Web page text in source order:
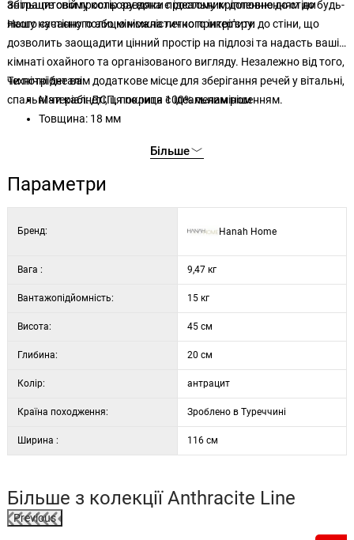
антрацитовому кольору вона є ідеальним доповненням до будь-
якого сучасного або мінімалістичного інтер'єру.
Збільште свій простір завдяки простому кріпленню до стіни
Нашу настінну полицю можна легко прикріпити до стіни, що
дозволить заощадити цінний простір на підлозі та надасть вашій
кімнаті охайного та організованого вигляду. Незалежно від того,
чи потрібне вам додаткове місце для зберігання речей у вітальні,
спальні чи кабінеті, ця полиця є ідеальним рішенням.
Технічні деталі:
Матеріал: ДСП, покрита 100% меламіном
Товщина: 18 мм
глибина: 20 см
Більше
Параметри
Бренд: Hanah Home
Вага : 9,47 кг
Вантажопідйомність: 15 кг
Висота: 45 см
Глибина: 20 см
Колір: антрацит
Країна походження: Зроблено в Туреччині
Ширина : 116 см
Більше з колекціїAnthracite Line
Previous